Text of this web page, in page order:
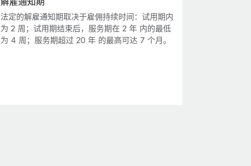
法定的解雇通知期取决于雇佣持续时间：试用期内
为 2 周；试用期结束后，服务期在 2 年 内的最低
为 4 周；服务期超过 20 年 的最高可达 7 个月。